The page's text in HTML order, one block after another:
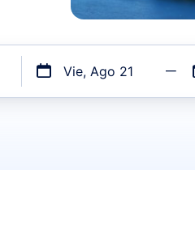
Vie, Ago 21